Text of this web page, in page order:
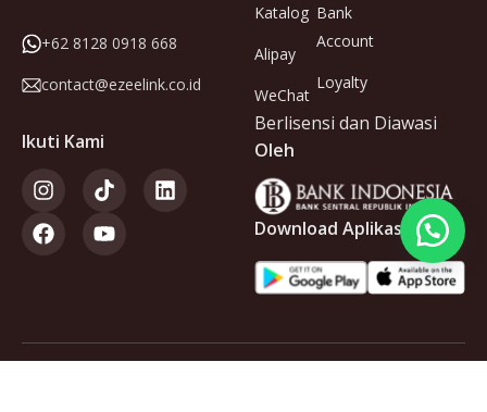
+62 8128 0918 668
contact@ezeelink.co.id
Ikuti Kami
Katalog
Alipay
WeChat
Bank
Account
Loyalty
Berlisensi dan Diawasi
Oleh
Download Aplikasi